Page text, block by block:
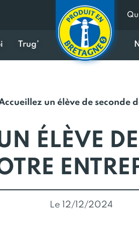
Trug’
un élève de seconde
ÉLÈVE
Le 12/12/2024